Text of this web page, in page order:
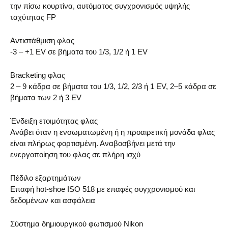
την πίσω κουρτίνα, αυτόματος συγχρονισμός υψηλής
ταχύτητας FP
Αντιστάθμιση φλας
-3 – +1 EV σε βήματα του 1/3, 1/2 ή 1 EV
Bracketing φλας
2 – 9 κάδρα σε βήματα του 1/3, 1/2, 2/3 ή 1 EV, 2–5 κάδρα σε
βήματα των 2 ή 3 EV
Ένδειξη ετοιμότητας φλας
Ανάβει όταν η ενσωματωμένη ή η προαιρετική μονάδα φλας
είναι πλήρως φορτισμένη. Αναβοσβήνει μετά την
ενεργοποίηση του φλας σε πλήρη ισχύ
Πέδιλο εξαρτημάτων
Επαφή hot-shoe ISO 518 με επαφές συγχρονισμού και
δεδομένων και ασφάλεια
Σύστημα δημιουργικού φωτισμού Nikon